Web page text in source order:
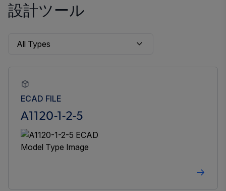
設計ツール
ECAD FILE
A1120-1-2-5